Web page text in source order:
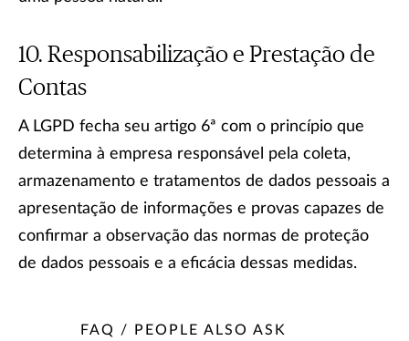
Responsabilização e Prestação de
Contas
A LGPD fecha seu artigo 6ª com o princípio que
determina à empresa responsável pela coleta,
armazenamento e tratamentos de dados pessoais a
apresentação de informações e provas capazes de
confirmar a observação das normas de proteção
de dados pessoais e a eficácia dessas medidas.
FAQ / PEOPLE ALSO ASK